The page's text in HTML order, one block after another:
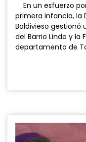
En un esfuerzo
primera infancia, la
Baldivieso gestionó
del Barrio Lindo y la
departamento de